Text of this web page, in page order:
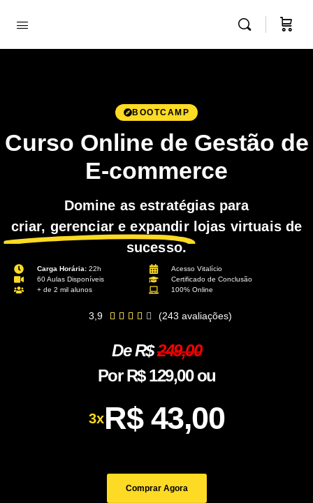
BOOTCAMP
Curso Online de Gestão de
E-commerce
Domine as estratégias para
criar, gerenciar e expandir lojas virtuais de
sucesso.
Carga Horária:22h
60 Aulas Disponíveis
+ de 2 mil alunos
Acesso Vitalício
Certificado de Conclusão
100% Online
3,9      (243 avaliações)
De R$249,00
Por R$ 129,00 ou
3xR$ 43,00
Comprar Agora